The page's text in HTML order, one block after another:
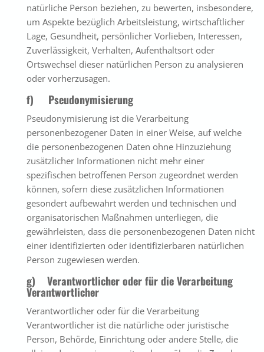
natürliche Person beziehen, zu bewerten, insbesondere,
um Aspekte bezüglich Arbeitsleistung, wirtschaftlicher
Lage, Gesundheit, persönlicher Vorlieben, Interessen,
Zuverlässigkeit, Verhalten, Aufenthaltsort oder
Ortswechsel dieser natürlichen Person zu analysieren
oder vorherzusagen.
f) Pseudonymisierung
Pseudonymisierung ist die Verarbeitung
personenbezogener Daten in einer Weise, auf welche
die personenbezogenen Daten ohne Hinzuziehung
zusätzlicher Informationen nicht mehr einer
spezifischen betroffenen Person zugeordnet werden
können, sofern diese zusätzlichen Informationen
gesondert aufbewahrt werden und technischen und
organisatorischen Maßnahmen unterliegen, die
gewährleisten, dass die personenbezogenen Daten nicht
einer identifizierten oder identifizierbaren natürlichen
Person zugewiesen werden.
g) Verantwortlicher oder für die Verarbeitung
Verantwortlicher
Verantwortlicher oder für die Verarbeitung
Verantwortlicher ist die natürliche oder juristische
Person, Behörde, Einrichtung oder andere Stelle, die